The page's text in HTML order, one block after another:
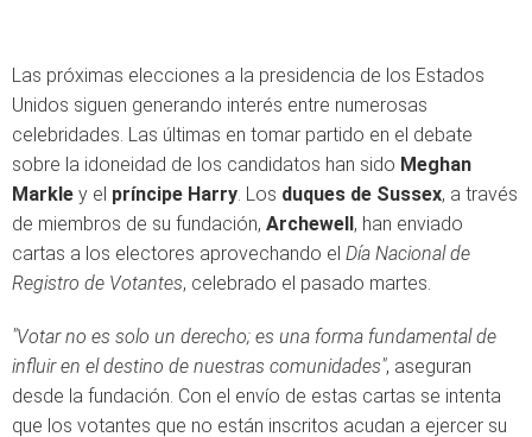
Las próximas elecciones a la presidencia de los Estados
Unidos siguen generando interés entre numerosas
celebridades. Las últimas en tomar partido en el debate
sobre la idoneidad de los candidatos han sido Meghan
Markle y el príncipe Harry. Los duques de Sussex, a través
de miembros de su fundación, Archewell, han enviado
cartas a los electores aprovechando el Día Nacional de
Registro de Votantes, celebrado el pasado martes.
"Votar no es solo un derecho; es una forma fundamental de
influir en el destino de nuestras comunidades", aseguran
desde la fundación. Con el envío de estas cartas se intenta
que los votantes que no están inscritos acudan a ejercer su